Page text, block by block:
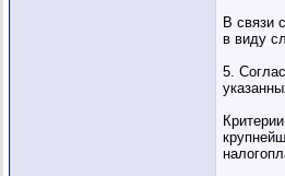
В связи
в виду
5.